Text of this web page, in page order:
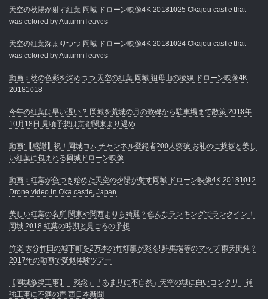
天空の秋陽が射す紅葉 岡城 ドローン映像4K 20181025 Okajou castle that
was colored by Autumn leaves
天空の紅葉深まりつつ 岡城 ドローン映像4K 20181024 Okajou castle that
was colored by Autumn leaves
動画：秋の色彩を深めつつ 天空の紅葉 岡城 祖母山の稜線 ドローン映像4K
20181018
今年の紅葉は早い遅い？ 岡城を荒城の月の歌碑から駐車場まで散策 2018年
10月18日 見頃予想は京都関東より遅め
動画:【感謝】祝！岡城コム チャンネル登録者200人突破 お礼のご挨拶と美し
い紅葉に包まれる岡城ドローン映像
動画：紅葉が色づき始めた天空の夕陽が射す岡城 ドローン映像4K 20181012
Drone video in Oka castle, Japan
美しい紅葉の名所 関東や関西よりも綺麗？色んなランキングでランクイン！
岡城 2018 紅葉の時期と見ごろの予想
竹楽 大分竹田の城下町を2万本の竹灯籠が彩る! 駐車場等のマップ 雨天開催？
2017年の動画で疑似体験ツアー
【岡城修復工事】「残念」「あまりに不自然」天空の城に白いコンクリ 補
強工事に不満の声 西日本新聞